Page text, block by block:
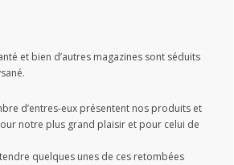
et bien d’autres magazines sont séduits
d’entres-eux présentent nos produits et
notre plus grand plaisir et pour celui de
quelques unes de ces retombées